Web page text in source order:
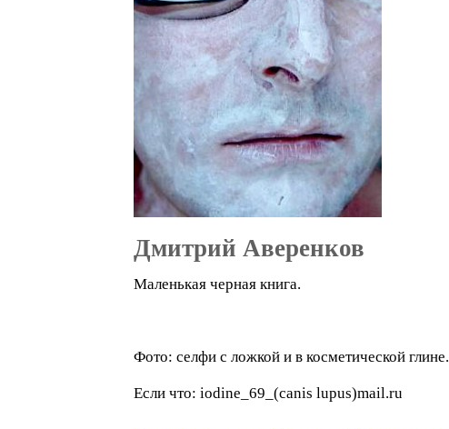
Дмитрий Аверенков
Маленькая черная книга.
Фото: селфи с ложкой и в косметической глине.
Если что: iodine_69_(canis lupus)mail.ru